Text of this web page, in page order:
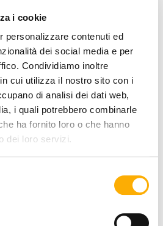
i cookie
personalizzare contenuti ed
dei social media e per
Condividiamo inoltre
cui utilizza il nostro sito con i
di analisi dei dati web,
i quali potrebbero combinarle
ha fornito loro o che hanno
dei loro servizi.
Calligaris
Calligaris - Tapis